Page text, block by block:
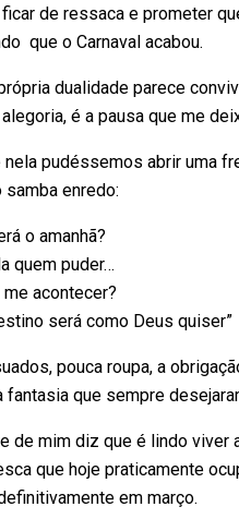
de ressaca e prometer
que o Carnaval acabou.
dualidade parece
é a pausa que me
nela pudéssemos abrir uma
enredo:
o amanhã?
quem puder…
me acontecer?
será como Deus quiser”
pouca roupa, a
fantasia que sempre
de mim diz que é lindo viver
que hoje praticamente
em março.